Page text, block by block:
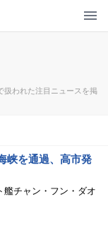
扱われた注目ニュースを掲
峡を通過、高市発
チャン・フン・ダオ